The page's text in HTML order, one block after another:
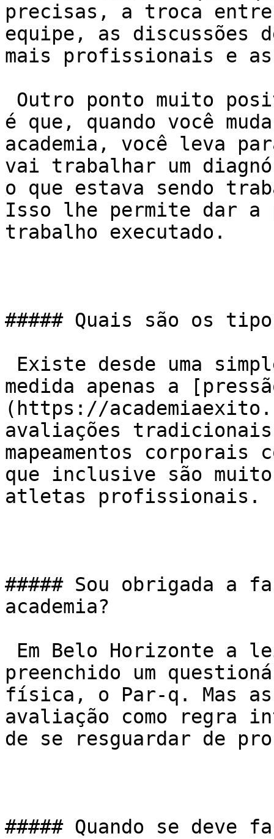
precisas, a troca
equipe, as discussões
mais profissionais e
é que, quando você
academia, você leva
vai trabalhar um
o que estava sendo
Isso lhe permite dar a
trabalho executado.
##### Quais são os
medida apenas a
(https://
avaliações
mapeamentos corporais
que inclusive são
atletas profissionais.
##### Sou obrigada a
academia?
preenchido um
física, o Par-q. Mas as
avaliação como regra
de se resguardar de
##### Quando se deve